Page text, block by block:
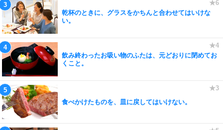
乾杯のときに、グラスをかちんと合わせてはいけな
い。
飲み終わったお吸い物のふたは、元どおりに閉めてお
くこと。
食べかけたものを、皿に戻してはいけない。